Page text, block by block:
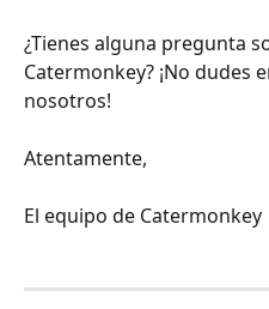
¿Tienes alguna pregunta
Catermonkey? ¡No dudes
nosotros!
Atentamente,
El equipo de Catermonkey